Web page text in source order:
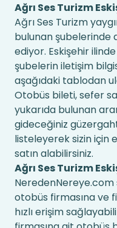
Ağrı Ses Turizm
Ağrı Ses Turizm
bulunan şubelerinde
ediyor. Eskişehir
şubelerin iletişim
aşağıdaki tablodan
Otobüs bileti, sefer
yukarıda bulunan
gideceğiniz
listeleyerek sizin için
satın alabilirsiniz.
Ağrı Ses Turizm
otobüs firmasına ve
hızlı erişim